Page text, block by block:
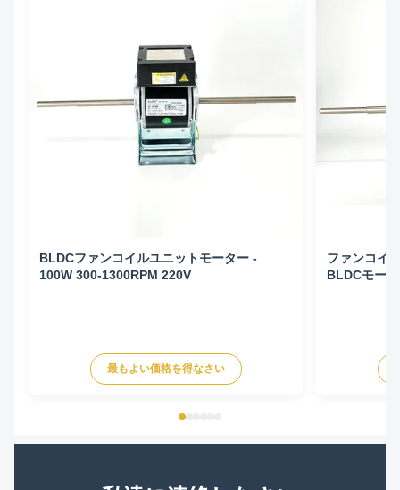
BLDCファンコイルユニットモーター -
100W 300-1300RPM 220V
最もよい価格を得なさい
ファンコイ
BLDCモー